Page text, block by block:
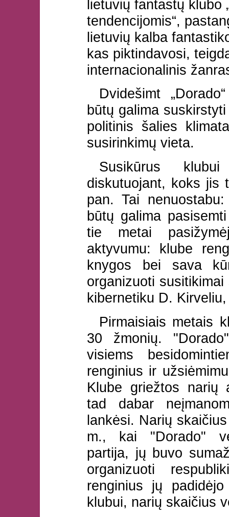
lietuvių fantastų klubo
tendencijomis“,
lietuvių kalba
kas piktindavosi,
internacionalinis
Dvidešimt
būtų galima
politinis šalies
susirinkimų vieta.
Susikūrus
diskutuojant, koks jis
pan. Tai
būtų galima
tie metai
aktyvumu: klube
knygos bei sava
organizuoti
kibernetiku D.
Pirmaisiais metais
30 žmonių.
visiems
renginius ir
Klube griežtos narių
tad dabar
lankėsi. Narių
m., kai "Dorado"
partija, jų buvo
organizuoti
renginius jų
klubui, narių skaičius